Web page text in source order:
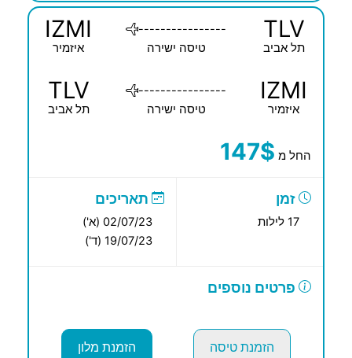
TLV
תל אביב
----------------
טיסה ישירה
IZMI
איזמיר
IZMI
איזמיר
----------------
טיסה ישירה
TLV
תל אביב
החל מ 147$
זמן
17 לילות
תאריכים
02/07/23 (א')
19/07/23 (ד')
פרטים נוספים
הזמנת טיסה הזמנת מלון